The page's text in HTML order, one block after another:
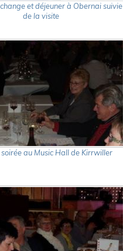
et déjeuner à Obernai suivie
de la visite
au Music Hall de Kirrwiller